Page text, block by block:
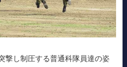
撃し制圧する普通科隊員達の姿